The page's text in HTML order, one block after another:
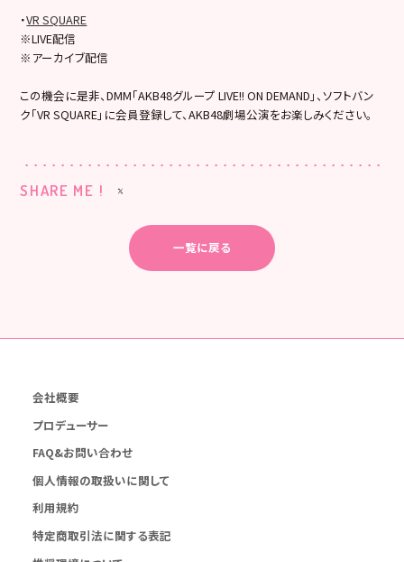
・VR SQUARE
※LIVE配信
※アーカイブ配信
この機会に是非、DMM「AKB48グループ LIVE!! ON DEMAND」、ソフトバン
ク「VR SQUARE」に会員登録して、AKB48劇場公演をお楽しみください。
SHARE ME !
一覧に戻る
会社概要
プロデューサー
FAQ&お問い合わせ
個人情報の取扱いに関して
利用規約
特定商取引法に関する表記